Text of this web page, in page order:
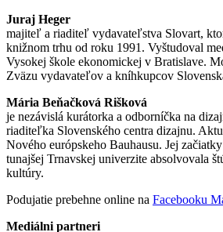
Juraj Heger
majiteľ a riaditeľ vydavateľstva Slovart,
knižnom trhu od roku 1991. Vyštudoval
Vysokej škole ekonomickej v Bratislave.
Zväzu vydavateľov a kníhkupcov
Mária Beňačková Rišková
je nezávislá kurátorka a odborníčka na
riaditeľka Slovenského centra dizajnu.
Nového európskeho Bauhausu. Jej
tunajšej Trnavskej univerzite absolvovala
kultúry.
Podujatie prebehne online na Facebooku
Mediálni partneri